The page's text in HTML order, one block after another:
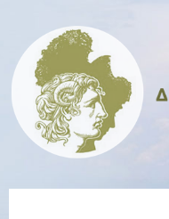
content
sidebar
sidebar
footer